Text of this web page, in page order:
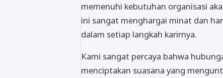
memenuhi kebutuhan organisasi
ini sangat menghargai minat dan
dalam setiap langkah karirnya.
Kami sangat percaya bahwa
menciptakan suasana yang